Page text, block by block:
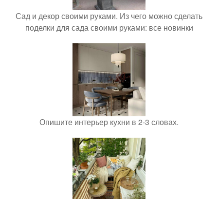
Сад и декор своими руками. Из чего можно сделать
поделки для сада своими руками: все новинки
Опишите интерьер кухни в 2-3 словах.